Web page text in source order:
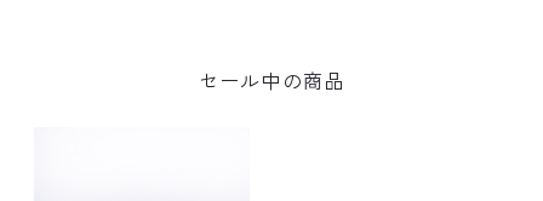
セール中の商品